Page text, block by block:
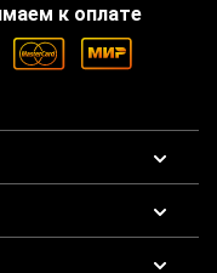
скоростях.
дорожками;
температур;
к оплате